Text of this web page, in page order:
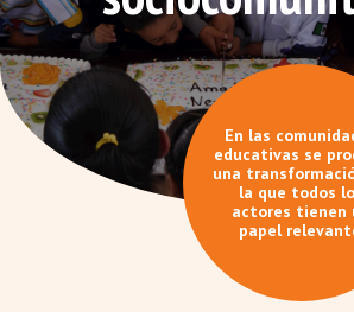
En las
educativas se
una
la que todos
actores tienen
papel